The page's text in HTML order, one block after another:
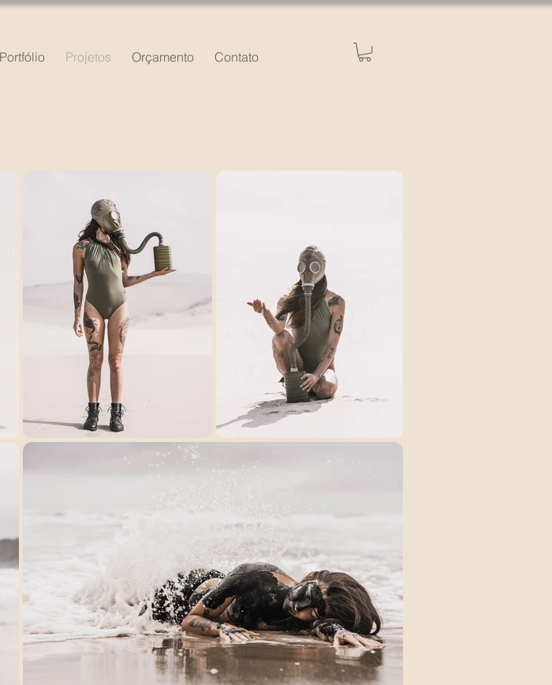
Portfólio Projetos Orçamento Contato